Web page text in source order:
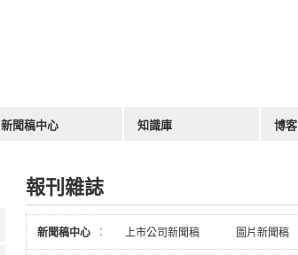
報刊雜誌
新聞稿中心 ： 上市公司新聞稿 圖片新聞稿
新聞稿中心 知識庫 博客